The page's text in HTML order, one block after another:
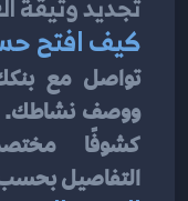
كيف افتح
تواصل مع
التفاصيل بحسب